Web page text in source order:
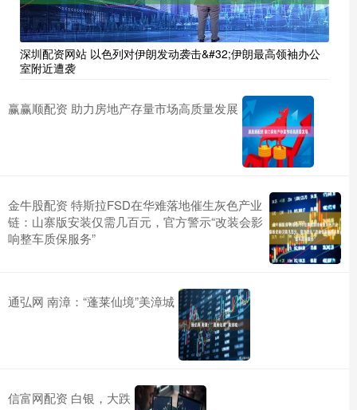
深圳配资网站 以色列对伊朗发动袭击&#32;伊朗最高领袖办公
室附近遭袭
赢赢顺配资 助力房地产存量市场高质量发展
金牛股配资 特斯拉FSD在华难落地催生灰色产业
链：山寨版安装仅需几百元，官方警示“改装会影
响整车质保服务”
通弘网 南漳：“蓬莱仙境”美漳城
信富网配资 白银，大跌